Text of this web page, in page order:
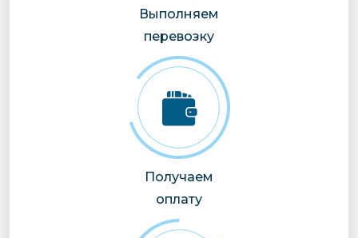
Выполняем
перевозку
Получаем
оплату